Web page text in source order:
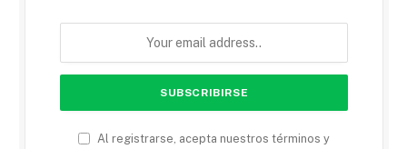
Al registrarse, acepta nuestros términos y